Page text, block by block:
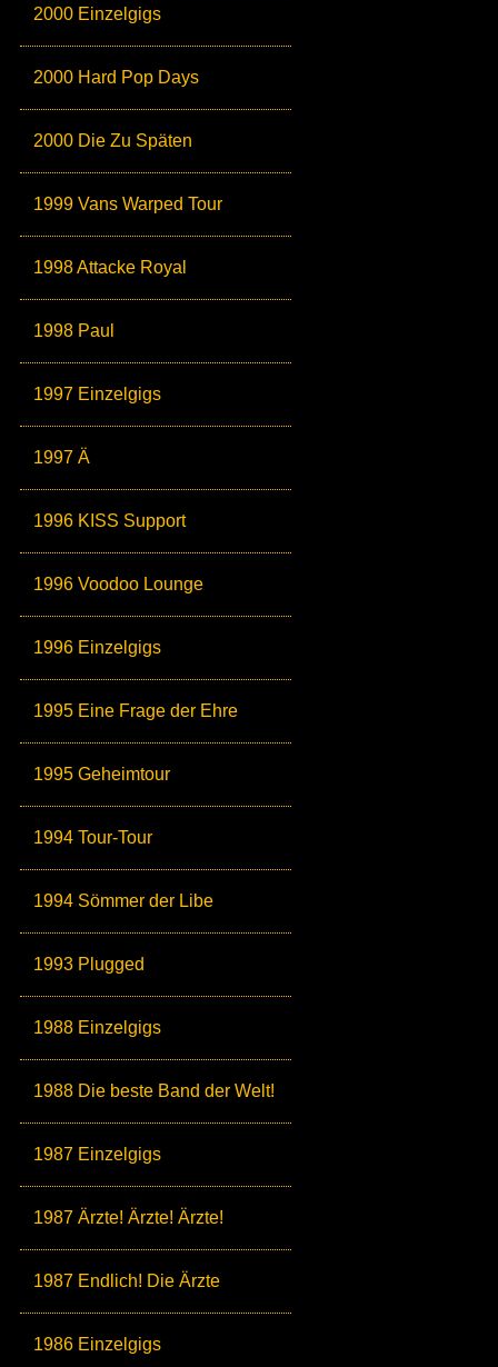
2000 Einzelgigs
2000 Hard Pop Days
2000 Die Zu Späten
1999 Vans Warped Tour
1998 Attacke Royal
1998 Paul
1997 Einzelgigs
1997 Ä
1996 KISS Support
1996 Voodoo Lounge
1996 Einzelgigs
1995 Eine Frage der Ehre
1995 Geheimtour
1994 Tour-Tour
1994 Sömmer der Libe
1993 Plugged
1988 Einzelgigs
1988 Die beste Band der Welt!
1987 Einzelgigs
1987 Ärzte! Ärzte! Ärzte!
1987 Endlich! Die Ärzte
1986 Einzelgigs